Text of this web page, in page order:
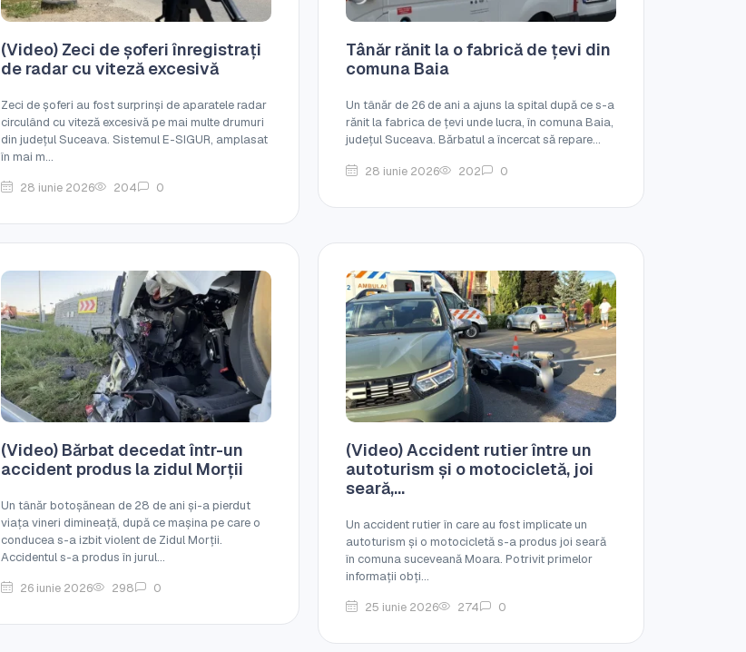
(Video) Zeci de șoferi înregistrați
de radar cu viteză excesivă
Zeci de șoferi au fost surprinși de aparatele radar
circulând cu viteză excesivă pe mai multe drumuri
din județul Suceava. Sistemul E-SIGUR, amplasat
în mai m...
28 iunie 2026
204 0
Tânăr rănit la o fabrică de țevi din
comuna Baia
Un tânăr de 26 de ani a ajuns la spital după ce s-a
rănit la fabrica de țevi unde lucra, în comuna Baia,
județul Suceava. Bărbatul a încercat să repare...
28 iunie 2026 202 0
(Video) Bărbat decedat într-un
accident produs la zidul Morții
Un tânăr botoșănean de 28 de ani și-a pierdut
viața vineri dimineață, după ce mașina pe care o
conducea s-a izbit violent de Zidul Morții.
Accidentul s-a produs în jurul...
26 iunie 2026
298 0
(Video) Accident rutier între un
autoturism și o motocicletă, joi
seară,...
Un accident rutier în care au fost implicate un
autoturism și o motocicletă s-a produs joi seară
în comuna suceveană Moara. Potrivit primelor
informații obți...
25 iunie 2026
274 0